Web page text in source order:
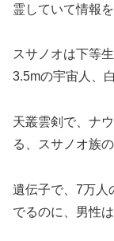
霊していて情報
スサノオは下等
3.5mの宇宙人、
天叢雲剣で、ナ
る、スサノオ族
遺伝子で、7万人
でるのに、男性